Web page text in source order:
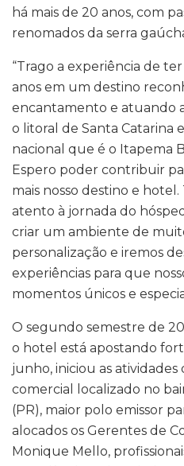
há mais de 20 anos, com
renomados da serra
“Trago a experiência de
anos em um destino
encantamento e atuando
o litoral de Santa Catarina
nacional que é o Itapema
Espero poder contribuir
mais nosso destino e
atento à jornada do
criar um ambiente de
personalização e iremos
experiências para que
momentos únicos e
O segundo semestre de
o hotel está apostando
junho, iniciou as atividades
comercial localizado no
(PR), maior polo emissor
alocados os Gerentes de
Monique Mello,